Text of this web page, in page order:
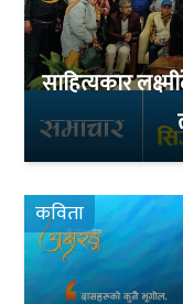
साहित्यकार
कविता